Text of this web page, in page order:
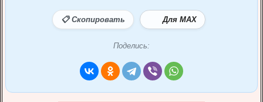
📋 Скопировать Для MAX
Поделись: